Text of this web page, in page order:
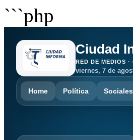
```php
Ciudad
RED DE MEDIOS
viernes, 7 de
Home Política Sociales